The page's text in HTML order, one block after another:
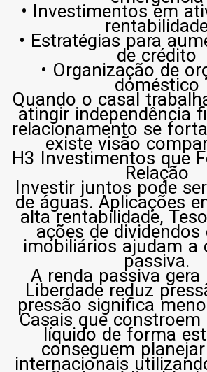
• Investimentos em
• Estratégias para
de crédito
• Organização de
doméstico
Quando o casal
atingir independência
relacionamento se
existe visão
H3 Investimentos que
Relação
Investir juntos pode
de águas. Aplicações
alta rentabilidade,
ações de
imobiliários ajudam a
passiva.
A renda passiva gera
Liberdade reduz
pressão significa
Casais que
líquido de forma
conseguem
internacionais